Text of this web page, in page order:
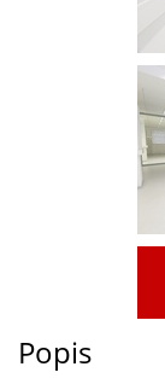
Popis